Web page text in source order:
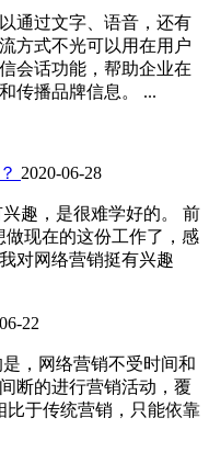
通过文字、语音，还有
方式不光可以用在用户
会话功能，帮助企业在
传播品牌信息。 ...
2020-06-28
趣，是很难学好的。 前
做现在的这份工作了，感
对网络营销挺有兴趣
22
，网络营销不受时间和
断的进行营销活动，覆
比于传统营销，只能依靠